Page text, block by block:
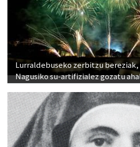
Lurraldebuseko zerbitzu
Nagusiko su-artifizialez gozatu